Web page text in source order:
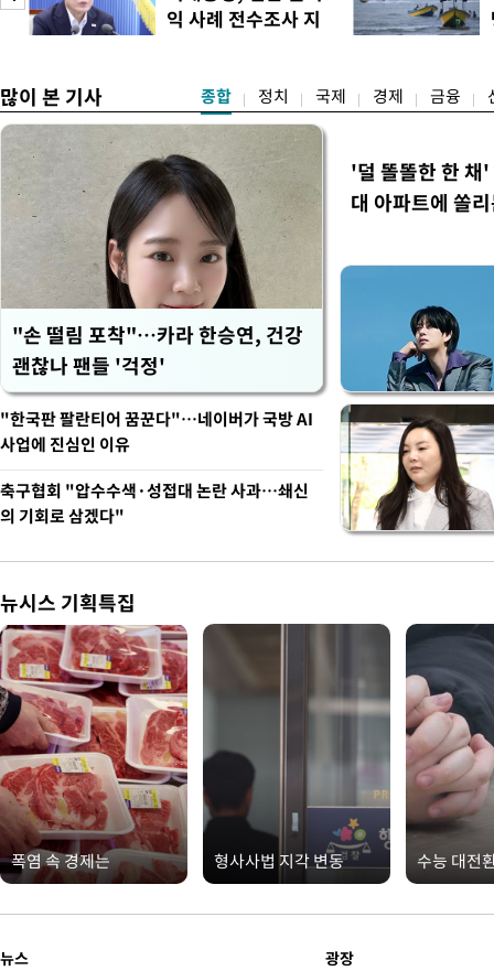
·울산·경남 경선에서 1승
제주·인천 경선에서 이기
익 사례 전수조사 지
많이 본 기사 종합 정치 국제 경제 금융
"손 떨림 포착"…카라 한승연, 건강
괜찮나 팬들 '걱정'
'덜 똘똘한 한
대 아파트에 쏠
"한국판 팔란티어 꿈꾼다"…네이버가 국방 AI
사업에 진심인 이유
축구협회 "압수수색·성접대 논란 사과…쇄신
의 기회로 삼겠다"
뉴시스 기획특집
폭염 속 경제는 형사사법 지각 변동 수능 대전
뉴스 광장